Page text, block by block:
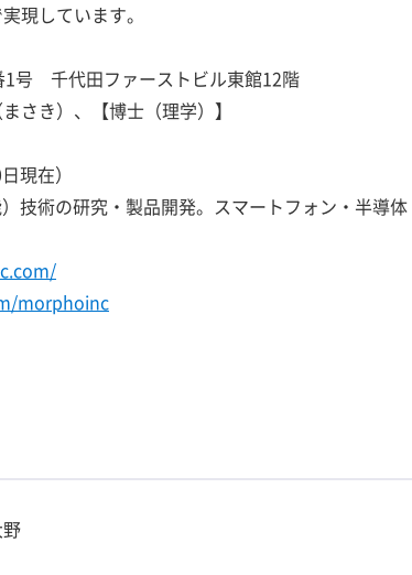
現しています。
1号 千代田ファーストビル東館12階
き）、【博士（理学）】
現在）
技術の研究・製品開発。スマートフォン・半導
morphoinc